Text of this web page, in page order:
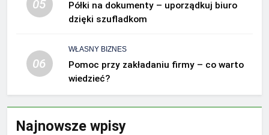
05
Półki na dokumenty – uporządkuj biuro
dzięki szufladkom
06
WŁASNY BIZNES
Pomoc przy zakładaniu firmy – co warto
wiedzieć?
Najnowsze wpisy